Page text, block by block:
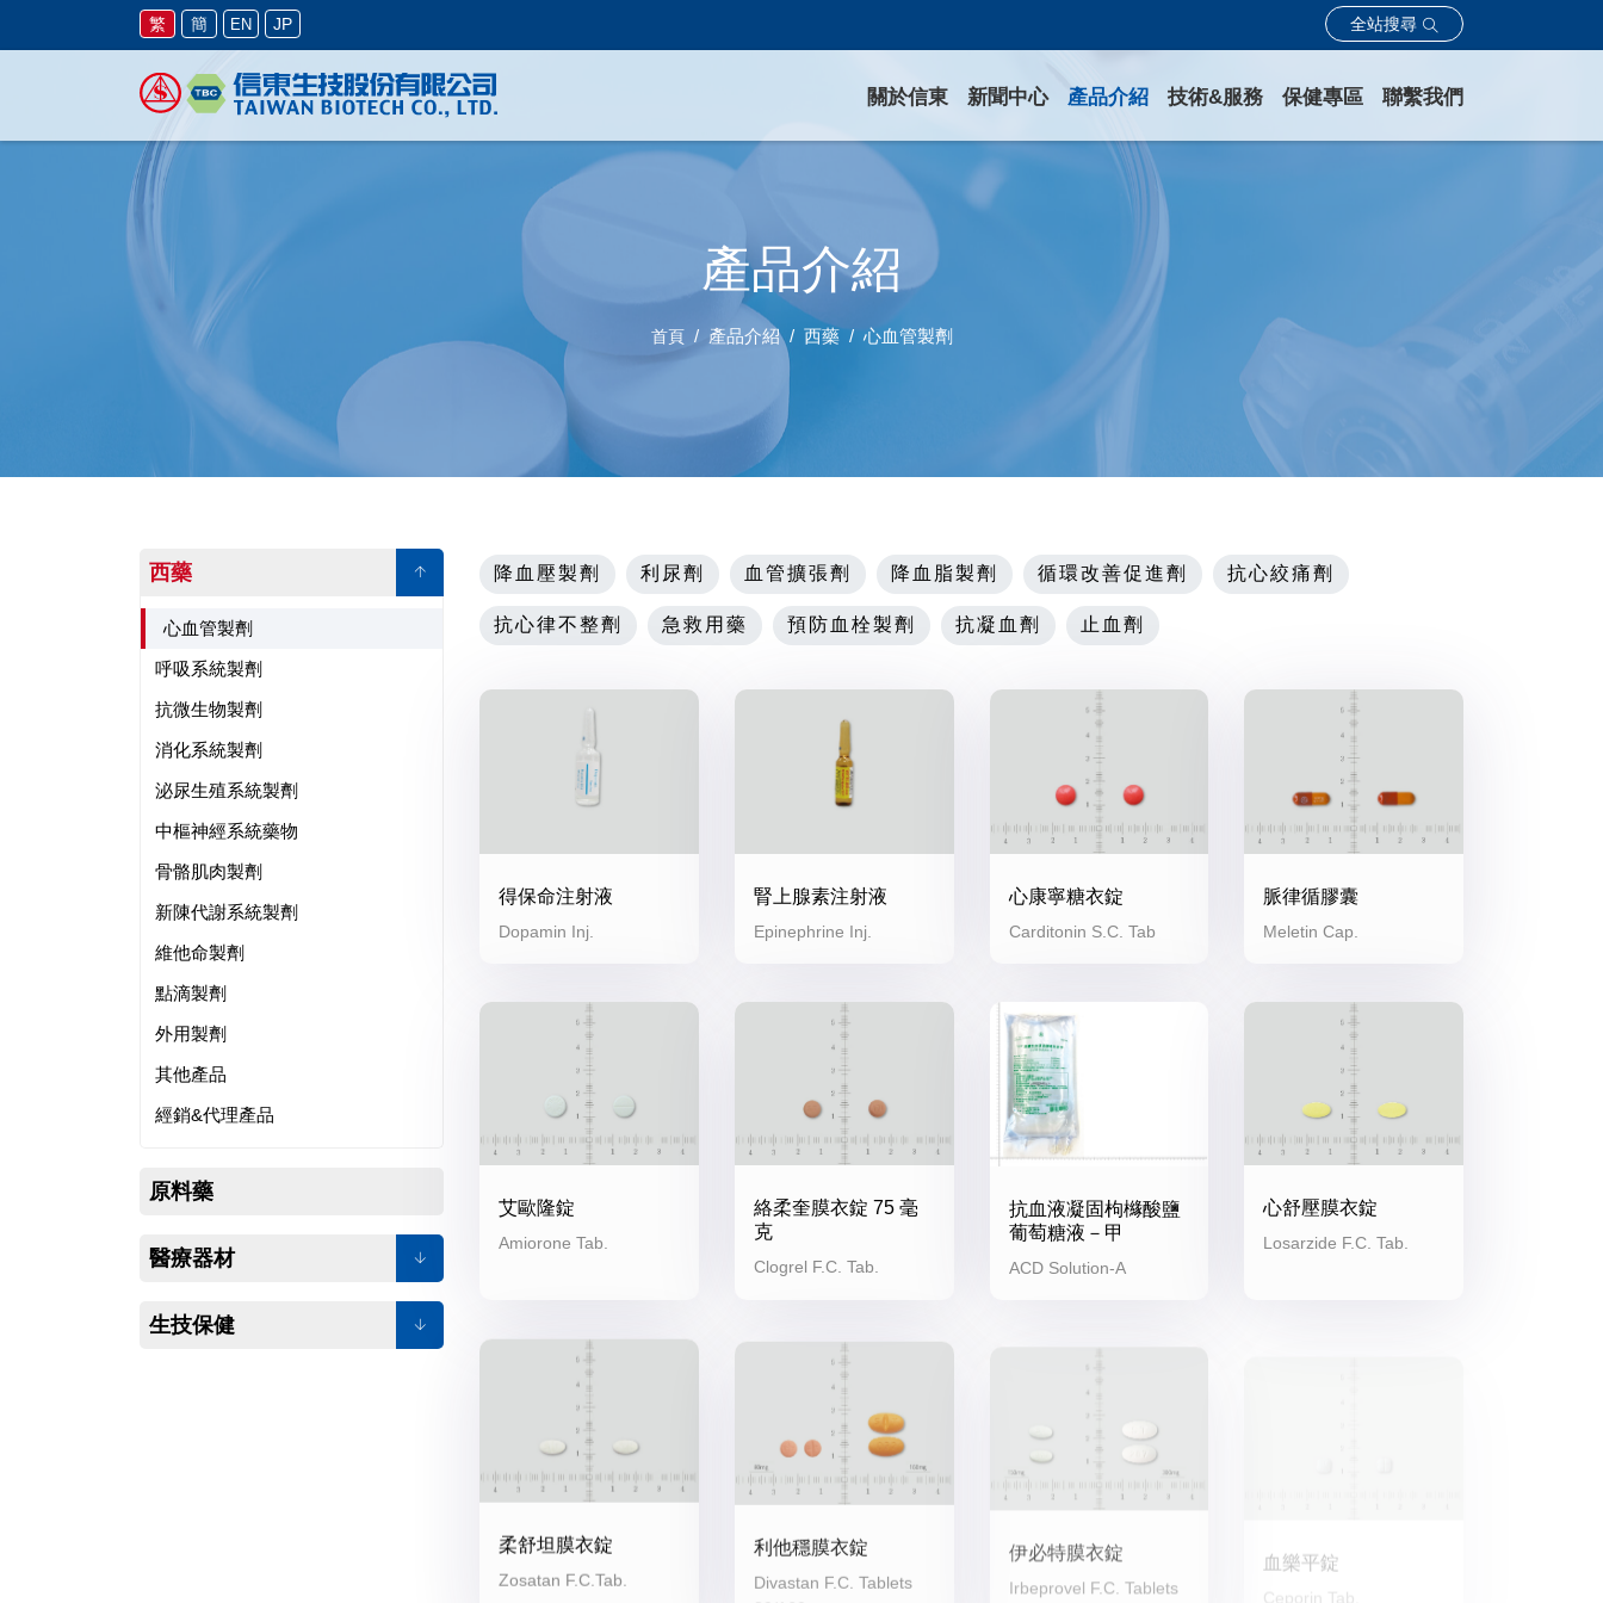
繁 簡 EN JP 全站搜尋
關於信東 新聞中心 產品介紹 技術&服務 保健專區 聯繫我們
產品介紹
首頁 產品介紹 西藥 心血管製劑
西藥
心血管製劑
呼吸系統製劑
抗微生物製劑
消化系統製劑
泌尿生殖系統製劑
中樞神經系統藥物
骨骼肌肉製劑
新陳代謝系統製劑
維他命製劑
點滴製劑
外用製劑
其他產品
經銷&代理產品
原料藥
醫療器材
生技保健
降血壓製劑 利尿劑 血管擴張劑 降血脂製劑 循環改善促進劑 抗心絞痛劑
抗心律不整劑 急救用藥 預防血栓製劑 抗凝血劑 止血劑
得保命注射液
Dopamin Inj.
腎上腺素注射液
Epinephrine Inj.
心康寧糖衣錠
Carditonin S.C. Tab
脈律循膠囊
Meletin Cap.
艾歐隆錠
Amiorone Tab.
絡柔奎膜衣錠 75 毫
克
Clogrel F.C. Tab.
抗血液凝固枸櫞酸鹽
葡萄糖液－甲
ACD Solution-A
心舒壓膜衣錠
Losarzide F.C. Tab.
柔舒坦膜衣錠
Zosatan F.C.Tab.
利他穩膜衣錠
Divastan F.C. Tablets
伊必特膜衣錠
Irbeprovel F.C. Tablets